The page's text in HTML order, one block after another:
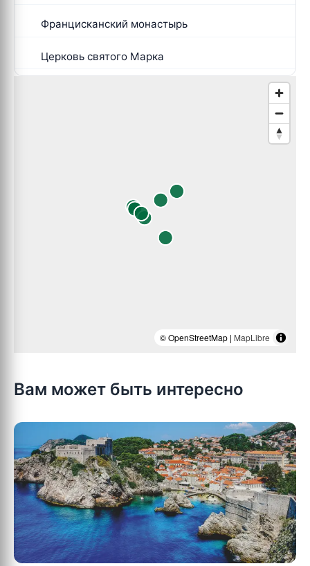
Францисканский монастырь
Церковь святого Марка
© OpenStreetMap | MapLibre
Вам может быть интересно